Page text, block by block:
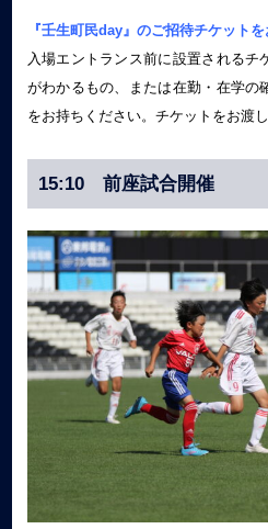
『壬生町民day』のご招待チケット
入場エントランス前に設置される
がわかるもの、または在勤・在学の
をお持ちください。チケットをお渡
15:10 前座試合開催